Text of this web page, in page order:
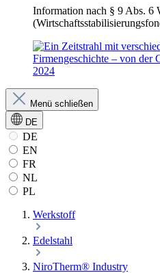
Information nach § 9 Abs. 6
Menü schließen
DE
DE
EN
FR
NL
PL
Werkstoff
Edelstahl
NiroTherm® Industry